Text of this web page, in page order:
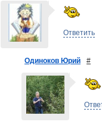
Ответить
Одиноков Юрий #